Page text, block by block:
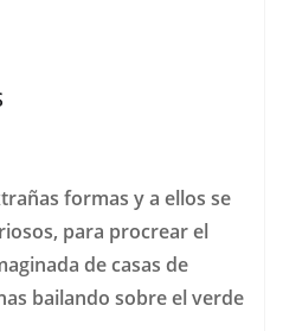
formas y a ellos se
para procrear el
de casas de
bailando sobre el verde